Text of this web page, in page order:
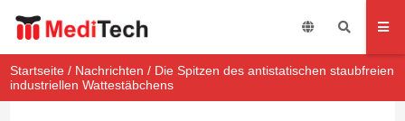
Startseite / Nachrichten / Die Spitzen des antistatischen staubfreien
industriellen Wattestäbchens